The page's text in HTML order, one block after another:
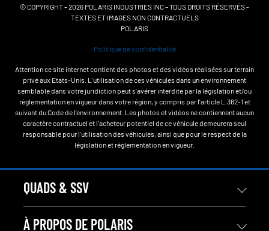
© COPYRIGHT – 2026 POLARIS INDUSTRIES INC – TOUS DROITS RÉSERVÉS -
TEXTES ET IMAGES NON CONTRACTUELS
POLARIS
Politique de confidentialité
Attention ce site internet contient des photos et des vidéos réalisées sur terrain
privé aux Etats-Unis. L'utilisation de ces véhicules dans un environnement
semblable dans votre juridiction peut s'avérer interdite par la législation et/ou
réglementation en vigueur dans votre région, y compris par l'article L.362-1 et
suivant du Code de l'environnement. Les photos et vidéos ne contiennent aucun
caractère contractuel et l'acheteur potentiel de ce véhicule demeurera seul
responsable pour l'utilisation des véhicules, ainsi que pour le respect de la
législation et réglementation en vigueur.
QUADS & SSV
À PROPOS DE POLARIS